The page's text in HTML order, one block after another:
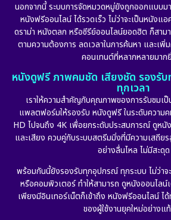
Drama ดราม่า
Dystopian
Emotional
Epic มหากาพย์
Erotic
Fantasy จินตนาการ
นอกจากนี้ ระบบการจัดหมวดหมู่ยังถูกออกแบบมา
หนังฟรีออนไลน์ ได้รวดเร็ว ไม่ว่าจะเป็นหนังแ
ดราม่า หนังตลก หรือซีรีย์ออนไลน์ยอดฮิต ก็สาม
ตามความต้องการ ลดเวลาในการค้นหา และเพิ่
คอนเทนต์ที่หลากหลายมาก
หนังดูฟรี ภาพคมชัด เสียงชัด รองรั
ทุกเวลา
เราให้ความสำคัญกับคุณภาพของการรับชมเ
แพลตฟอร์มให้รองรับ หนังดูฟรี ในระดับควา
HD ไปจนถึง 4K เพื่อยกระดับประสบการณ์ ดูหนั
และเสียง ควบคู่กับระบบสตรีมมิ่งที่มีความเสถียร
อย่างลื่นไหล ไม่มีสะดุด
พร้อมกันนี้ยังรองรับทุกอุปกรณ์ ทุกระบบ ไม่ว่าจ
หรือคอมพิวเตอร์ ทำให้สามารถ ดูหนังออนไลน์
เพียงมีอินเทอร์เน็ตก็เข้าถึง หนังฟรีออนไลน์ ไ
ของผู้ใช้งานยุคใหม่อย่างแ